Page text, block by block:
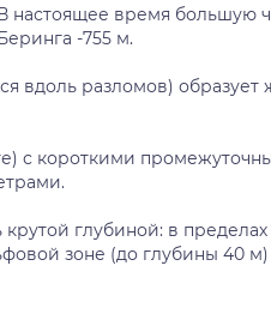
настоящее время большую
-755 м.
вдоль разломов)
с короткими
глубиной: в
зоне (до глубины 40 м)